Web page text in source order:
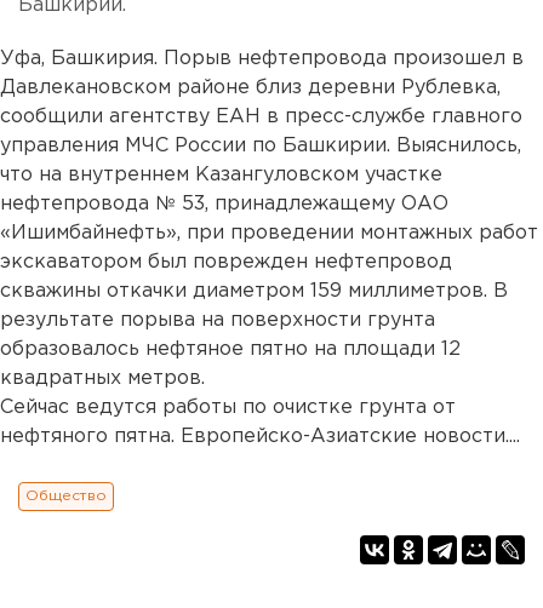
Башкирии.
Уфа, Башкирия. Порыв нефтепровода произошел в
Давлекановском районе близ деревни Рублевка,
сообщили агентству ЕАН в пресс-службе главного
управления МЧС России по Башкирии. Выяснилось,
что на внутреннем Казангуловском участке
нефтепровода № 53, принадлежащему ОАО
«Ишимбайнефть», при проведении монтажных работ
экскаватором был поврежден нефтепровод
скважины откачки диаметром 159 миллиметров. В
результате порыва на поверхности грунта
образовалось нефтяное пятно на площади 12
квадратных метров.
Сейчас ведутся работы по очистке грунта от
нефтяного пятна. Европейско-Азиатские новости....
Общество